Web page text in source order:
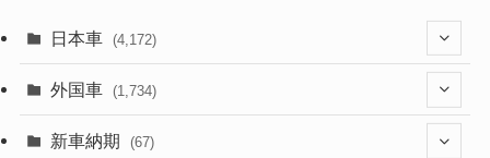
日本車 (4,172)
(1,321)
(329)
外国車 (1,734)
新車納期 (67)